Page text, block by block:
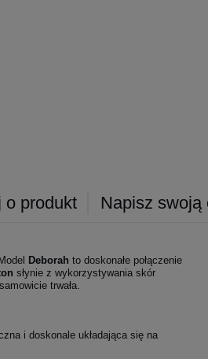
o produkt Napisz swoją
Deborah to doskonałe połączenie
słynie z wykorzystywania skór
trwała.
i doskonale układająca się na